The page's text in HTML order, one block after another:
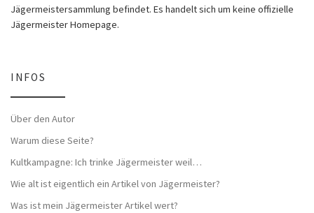
Jägermeistersammlung befindet. Es handelt sich um keine offizielle
Jägermeister Homepage.
INFOS
Über den Autor
Warum diese Seite?
Kultkampagne: Ich trinke Jägermeister weil…
Wie alt ist eigentlich ein Artikel von Jägermeister?
Was ist mein Jägermeister Artikel wert?